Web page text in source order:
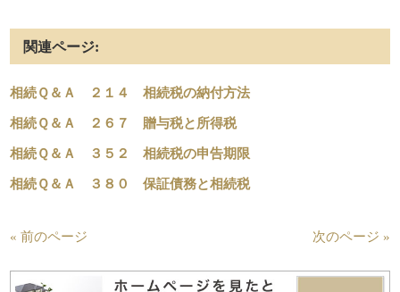
関連ページ:
相続Ｑ＆Ａ ２１４ 相続税の納付方法
相続Ｑ＆Ａ ２６７ 贈与税と所得税
相続Ｑ＆Ａ ３５２ 相続税の申告期限
相続Ｑ＆Ａ ３８０ 保証債務と相続税
« 前のページ 次のページ »